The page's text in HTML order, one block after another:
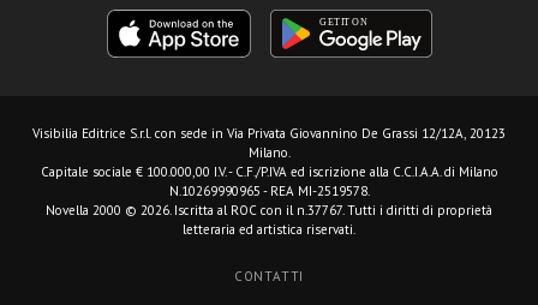
Visibilia Editrice S.r.l. con sede in Via Privata Giovannino De Grassi 12/12A, 20123
Milano.
Capitale sociale € 100.000,00 I.V. - C.F./P.IVA ed iscrizione alla C.C.I.A.A. di Milano
N.10269990965 - REA MI-2519578.
Novella 2000 © 2026. Iscritta al ROC con il n.37767. Tutti i diritti di proprietà
letteraria ed artistica riservati.
CONTATTI